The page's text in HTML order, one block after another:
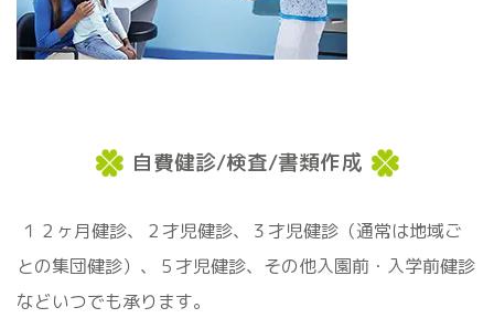
自費健診/検査/書類作成
１２ヶ月健診、２才児健診、３才児健診（通常は地域ご
との集団健診）、５才児健診、その他入園前・入学前健診
などいつでも承ります。